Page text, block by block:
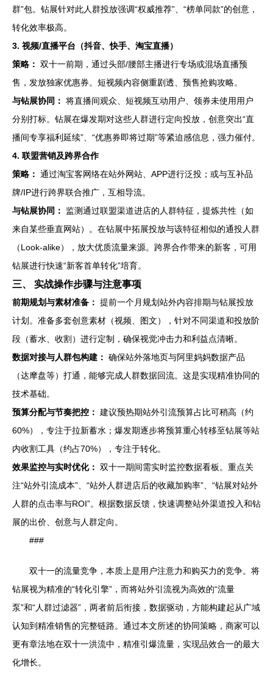
群”包。钻展针对此人群投放强调“权威推荐”、“榜单同款”的创意，
转化效率极高。
3. 视频/直播平台（抖音、快手、淘宝直播）
策略： 双十一前期，通过头部/腰部主播进行专场或混场直播预
售，发放独家优惠券。短视频内容侧重剧透、预售抢购攻略。
与钻展协同： 将直播间观众、短视频互动用户、领券未使用用户
分别打标。钻展在爆发期对这些人群进行定向投放，创意突出“直
播间专享福利延续”、“优惠券即将过期”等紧迫感信息，强力催付。
4. 联盟营销及跨界合作
策略： 通过淘宝客网络在站外网站、APP进行泛投；或与互补品
牌/IP进行跨界联合推广，互相导流。
与钻展协同：
监测通过联盟渠道进店的人群特征，提炼共性（如
来自某些垂直网站）。在钻展中拓展投放与该特征相似的通投人群
（Look-alike），放大优质流量来源。跨界合作带来的新客，可用
钻展进行快速“新客首单转化”培育。
三、 实战操作步骤与注意事项
前期规划与素材准备： 提前一个月规划站外内容排期与钻展投放
计划。准备多套创意素材（视频、图文），针对不同渠道和投放阶
段（蓄水、收割）进行定制，确保视觉冲击力和利益点清晰。
数据对接与人群包构建： 确保站外落地页与阿里妈妈数据产品
（达摩盘等）打通，能够完成人群数据回流。这是实现精准协同的
技术基础。
预算分配与节奏把控： 建议预热期站外引流预算占比可稍高（约
60%），专注于拉新蓄水；爆发期逐步将预算重心转移至钻展等站
内收割工具（约占70%），专注于转化。
效果监控与实时优化： 双十一期间需实时监控数据看板。重点关
注“站外引流成本”、“站外人群进店后的收藏加购率”、“钻展对站外
人群的点击率与ROI”。根据数据反馈，快速调整站外渠道投入和钻
展的出价、创意与人群定向。
###
双十一的流量竞争，本质上是用户注意力和购买力的竞争。将
钻展视为精准的“转化引擎”，而将站外引流视为高效的“流量
泵”和“人群过滤器”，两者前后衔接，数据驱动，方能构建起从广域
认知到精准销售的完整链路。通过本文所述的协同策略，商家可以
更有章法地在双十一洪流中，精准引爆流量，实现品效合一的最大
化增长。